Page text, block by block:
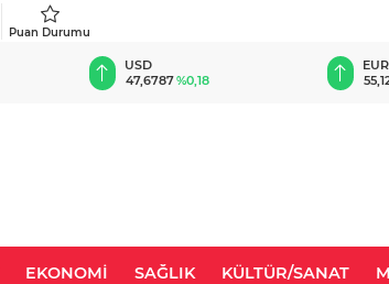
Puan Durumu
EUR
55,1254%0,32
GBP
EKONOMİ SAĞLIK KÜLTÜR/SANAT